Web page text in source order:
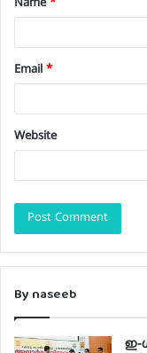
*
Name*
Email *
Website
By naseeb
ഇ-